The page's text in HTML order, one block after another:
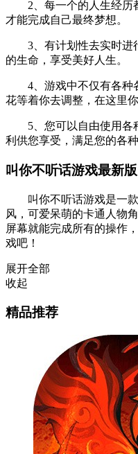
2、每一个的人生经历
才能完成自己最终梦想。
3、有计划性去实时进
的生命，享受美好人生。
4、游戏中不仅有各种
花等着你去调整，在这里
5、您可以自由使用各
利供您享受，满足您的各种
叫你不听话游戏最新版
叫你不听话游戏是一款
风，可爱呆萌的卡通人物
屏幕就能完成所有的操作
戏吧！
展开全部
收起
精品推荐